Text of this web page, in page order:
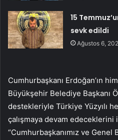
15
sevk edildi
Ağustos 6,
Cumhurbaşkanı Erdoğan’ın
Büyükşehir Belediye Başkanı
destekleriyle Türkiye Yüzyılı
çalışmaya devam edeceklerini
“Cumhurbaşkanımız ve Genel